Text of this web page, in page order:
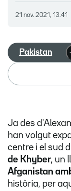
21 nov. 2021, 13.41
Pakistan
Ja des
han volgut
centre i el sud
de Khyber, un
Afganistan
història, per